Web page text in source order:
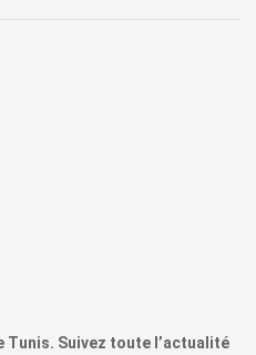
Suivez toute l’actualité